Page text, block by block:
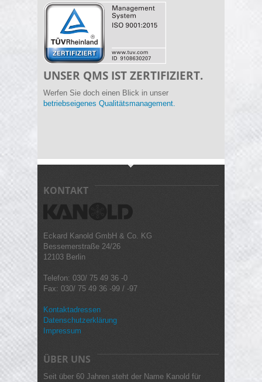
UNSER QMS IST ZERTIFIZIERT.
Werfen Sie doch einen Blick in unser
betriebseigenes Qualitätsmanagement.
KONTAKT
Eckard Kanold GmbH & Co. KG
Bessemerstraße 24/26
12103 Berlin
Telefon: 030/ 75 49 36 -0
Fax: 030/ 75 49 36 -99 / -97
Kontaktadressen
Datenschutzerklärung
Impressum
ÜBER UNS
Seit über 60 Jahren steht der Name Kanold für